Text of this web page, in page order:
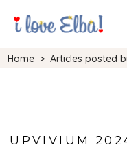
Home >Articles posted
UPVIVIUM